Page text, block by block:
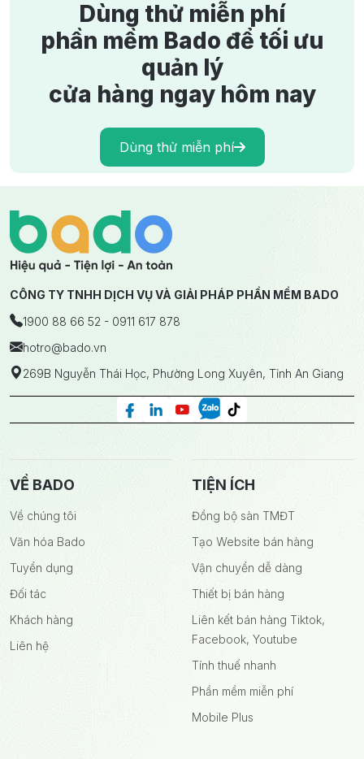
Ghi Sổ Tay Hay Phần Mềm Quản Lý Bán Hàng? Giải Pháp
Quản Lý Hiệu Quả Cho Cửa Hàng
6/3/2026 1165 lượt xem
Dùng thử miễn phí
phần mềm Bado để tối ưu
quản lý
cửa hàng ngay hôm nay
Dùng thử miễn phí
CÔNG TY TNHH DỊCH VỤ VÀ GIẢI PHÁP PHẦN MỀM BADO
1900 88 66 52 - 0911 617 878
hotro@bado.vn
269B Nguyễn Thái Học, Phường Long Xuyên, Tỉnh An Giang
VỀ BADO
Về chúng tôi
Văn hóa Bado
Tuyển dụng
Đối tác
Khách hàng
Liên hệ
TIỆN ÍCH
Đồng bộ sàn TMĐT
Tạo Website bán hàng
Vận chuyển dễ dàng
Thiết bị bán hàng
Liên kết bán hàng Tiktok,
Facebook, Youtube
Tính thuế nhanh
Phần mềm miễn phí
Mobile Plus